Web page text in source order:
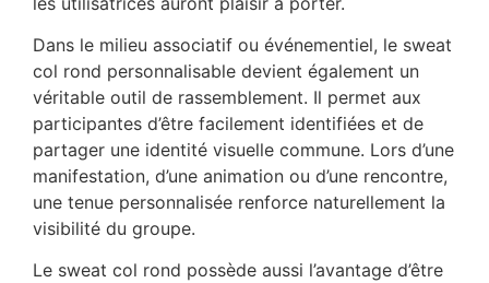
Dans le milieu associatif ou événementiel, le sweat
col rond personnalisable devient également un
véritable outil de rassemblement. Il permet aux
participantes d’être facilement identifiées et de
partager une identité visuelle commune. Lors d’une
manifestation, d’une animation ou d’une rencontre,
une tenue personnalisée renforce naturellement la
visibilité du groupe.
Le sweat col rond possède aussi l’avantage d’être